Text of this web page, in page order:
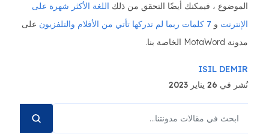
الموضوع ، فيمكنك أيضًا التحقق من ذلك اللغة الأكثر شهرة على
الإنترنت و
على
مدونة MotaWord الخاصة بنا.
ISIL DEMIR
نُشر في 26 يناير 2023